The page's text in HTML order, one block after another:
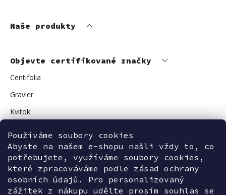
Používáme soubory cookies
Abyste na našem e-shopu našli vždy to, co
potřebujete, využíváme soubory cookies,
které zpracováváme podle zásad ochrany
osobních údajů. Pro personalizovaný
zážitek z nákupu udělte prosím souhlas se
Naše produkty
Objevte certifikované značky
Centifolia
Gravier
Kvitok
Avant Skincare
Sonnentor